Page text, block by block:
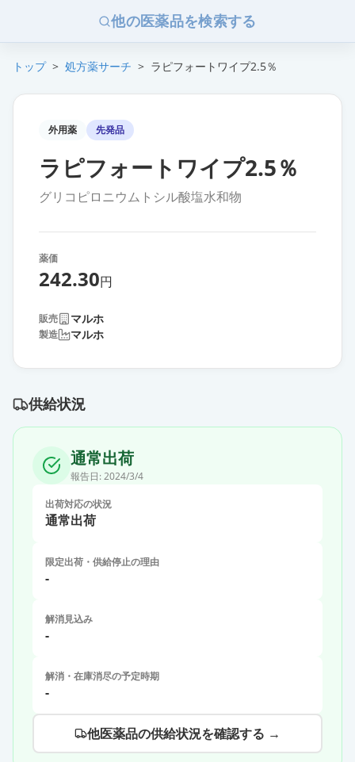
他の医薬品を検索する
トップ > 処方薬サーチ > ラピフォートワイプ2.5％
外用薬 先発品
ラピフォートワイプ2.5％
グリコピロニウムトシル酸塩水和物
薬価
242.30円
販売 マルホ
製造 マルホ
供給状況
通常出荷
報告日: 2024/3/4
出荷対応の状況
通常出荷
限定出荷・供給停止の理由
-
解消見込み
-
解消・在庫消尽の予定時期
-
他医薬品の供給状況を確認する →